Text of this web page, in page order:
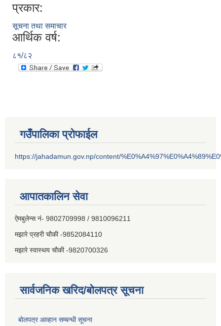
प्रकार:
सूचना तथा समाचार
आर्थिक वर्ष:
८१/८२
गउँपालिका प्रोफाईल
https://jahadamun.gov.np/content/
आपातकालिन सेवा
ऐमबुलेन्स नं- 9802709998 / 9810096211
मझारे प्रहरी चौकी -9852084110
मझारे स्वास्थय चौकी -9820700326
सार्वजनिक खरिद/बोलपत्र सूचना
बोलपत्र आव्हान सम्बन्धी सूचना